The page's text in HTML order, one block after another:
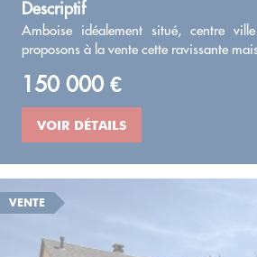
Descriptif
Amboise idéalement situé, centre
proposons à la vente cette ravissante
150 000 €
VOIR DÉTAILS
VENTE